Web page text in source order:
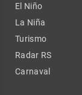
El Niño
La Niña
Turismo
Radar RS
Carnaval